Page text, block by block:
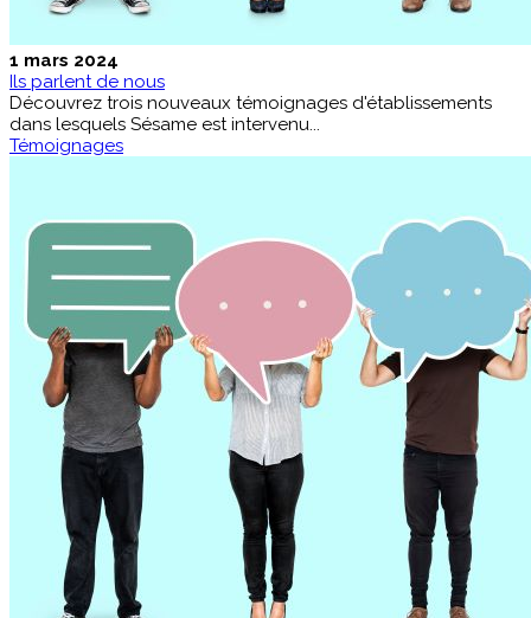
1 mars 2024
Ils parlent de nous
Découvrez trois nouveaux témoignages d'établissements
dans lesquels Sésame est intervenu...
Témoignages